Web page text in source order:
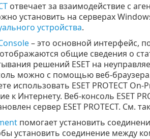
отвечает за взаимодействие с
установить на серверах
устройства.
– это основной интерфейс,
общие сведения о
решений ESET на
можно с помощью веб-
использовать ESET PROTECT
к Интернету. Веб-консоль ESET
сервер ESET PROTECT. См.
помогает установить
установить соединение между